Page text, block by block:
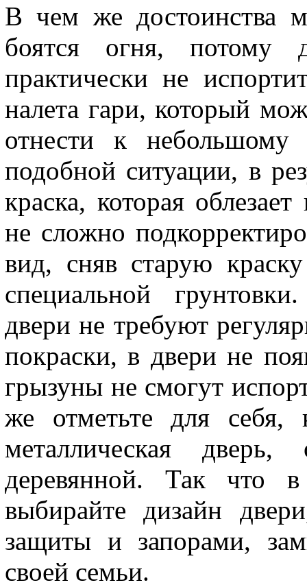
В чем же достоинства
боятся огня, потому
практически не
налета гари, который
отнести к
подобной ситуации, в
краска, которая
не сложно
вид, сняв старую
специальной
двери не требуют
покраски, в двери не
грызуны не смогут
же отметьте для себя,
металлическая
деревянной. Так что в
выбирайте дизайн
защиты и запорами,
своей семьи.